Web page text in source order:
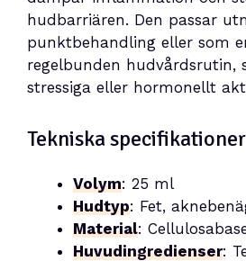
hudbarriären. Den passar
punktbehandling eller som
regelbunden hudvårdsrutin,
stressiga eller hormonellt
Tekniska specifikationer
Volym: 25 ml
Hudtyp: Fet,
Material:
Huvudingredienser: